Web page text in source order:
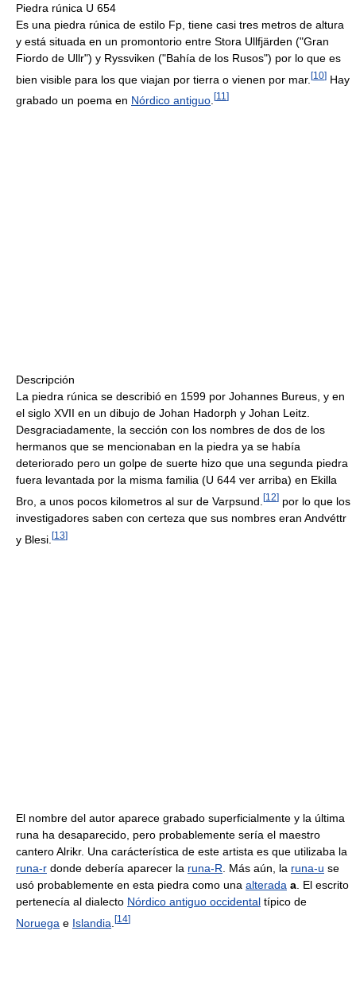
Piedra rúnica U 654
Es una piedra rúnica de estilo Fp, tiene casi tres metros de altura
y está situada en un promontorio entre Stora Ullfjärden ("Gran
Fiordo de Ullr") y Ryssviken ("Bahía de los Rusos") por lo que es
bien visible para los que viajan por tierra o vienen por mar. [10] Hay
grabado un poema en Nórdico antiguo [11 ]
Descripción
La piedra rúnica se describió en 1599 por Johannes Bureus, y en
el siglo XVII en un dibujo de Johan Hadorph y Johan Leitz.
Desgraciadamente, la sección con los nombres de dos de los
hermanos que se mencionaban en la piedra ya se había
deteriorado pero un golpe de suerte hizo que una segunda piedra
fuera levantada por la misma familia (U 644 ver arriba) en Ekilla
Bro, a unos pocos kilometros al sur de Varpsund. [12] por lo que los
investigadores saben con certeza que sus nombres eran Andvéttr
y Blesi. [13]
El nombre del autor aparece grabado superficialmente y la última
runa ha desaparecido, pero probablemente sería el maestro
cantero Alrikr. Una carácterística de este artista es que utilizaba la
runa-r donde debería aparecer la runa-R . Más aún, la runa-u se
usó probablemente en esta piedra como una alterada a . El escrito
pertenecía al dialecto Nórdico antiguo occidental típico de
Noruega e Islandia [14]